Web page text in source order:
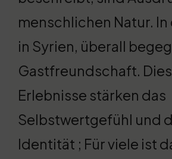
menschlichen Natur. In
in Syrien, überall
Gastfreundschaft.
Erlebnisse stärken das
Selbstwertgefühl und
Identität ; Für viele ist